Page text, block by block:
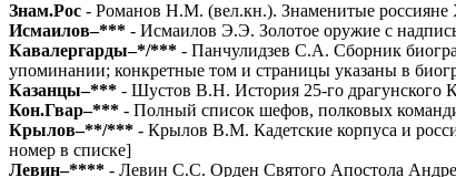
Знам.Рос - Романов Н.М. (вел.кн.). Знаменитые
Исмаилов–*** - Исмаилов Э.Э. Золотое оружие с
Кавалергарды–*/*** - Панчулидзев С.А. Сборник
упоминании; конкретные том и страницы указаны в
Казанцы–*** - Шустов В.Н. История 25-го драгунского
Кон.Гвар–*** - Полный список шефов, полковых
Крылов–**/*** - Крылов В.М. Кадетские корпуса и
номер в списке]
Левин–**** - Левин С.С. Орден Святого Апостола